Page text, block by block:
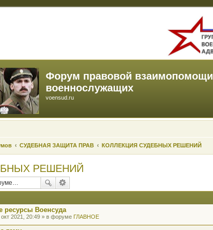
Форум правовой взаимопомощи
военнослужащих
voensud.ru
СУДЕБНАЯ ЗАЩИТА ПРАВ КОЛЛЕКЦИЯ СУДЕБНЫХ РЕШЕНИЙ
РЕШЕНИЙ
Военсуда
окт 2021, 20:49 » в форуме ГЛАВНОЕ